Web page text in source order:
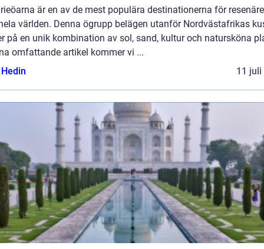
är en av de mest populära destinationerna för
världen. Denna ögrupp belägen utanför Nordvästafrikas
på en unik kombination av sol, sand, kultur och natursköna
omfattande artikel kommer vi ...
11 juli